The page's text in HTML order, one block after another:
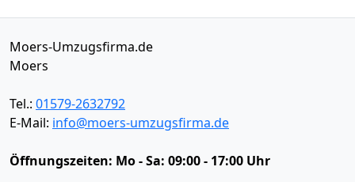
Moers-Umzugsfirma.de
Moers
Tel.: 01579-2632792
E-Mail: info@moers-umzugsfirma.de
Öffnungszeiten: Mo - Sa: 09:00 - 17:00 Uhr